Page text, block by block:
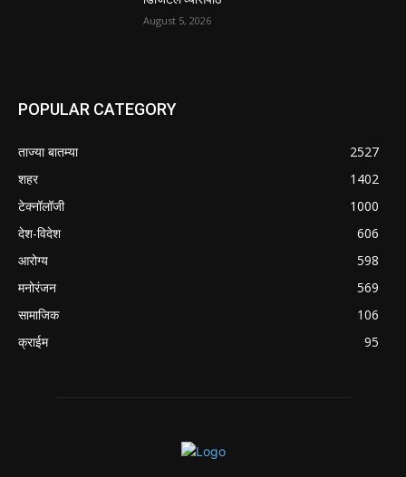
August 5, 2026
POPULAR CATEGORY
ताज्या बातम्या
2527
शहर
1402
टेक्नॉलॉजी
1000
देश-विदेश
606
आरोग्य
598
मनोरंजन
569
सामाजिक
106
क्राईम
95